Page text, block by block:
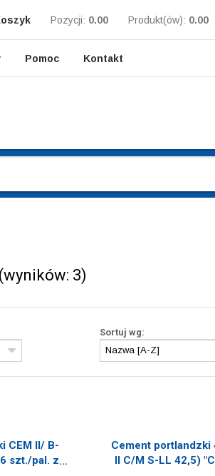
Pozycji: 0.00 Produkt(ów): 0.00
Pomoc Kontakt
3)
Sortuj wg:
CEM II/ B-
szt./pal. z
Cement portlandzki
II C/M S-LL 42,5)